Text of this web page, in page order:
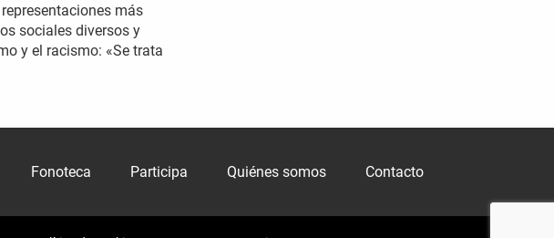
más
sociales diversos y
y el racismo: «Se trata
Fonoteca Participa Quiénes somos Contacto